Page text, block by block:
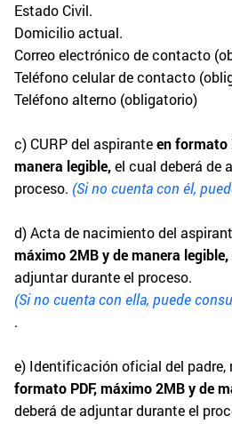
Estado Civil.
Domicilio actual.
Correo electrónico de contacto
Teléfono celular de contacto
Teléfono alterno (obligatorio)
c) CURP del aspiranteen formato
manera legible,el cual deberá de
proceso. (Si no cuenta con él,
d) Acta de nacimiento del
máximo 2MB y de manera legible,
adjuntar durante el proceso.
(Si no cuenta con ella, puede
.
e) Identificación oficial del padre,
formato PDF, máximo 2MB y de
deberá de adjuntar durante el